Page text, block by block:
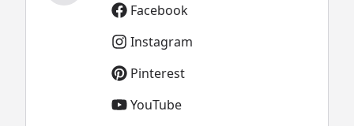
Facebook
Instagram
Pinterest
YouTube